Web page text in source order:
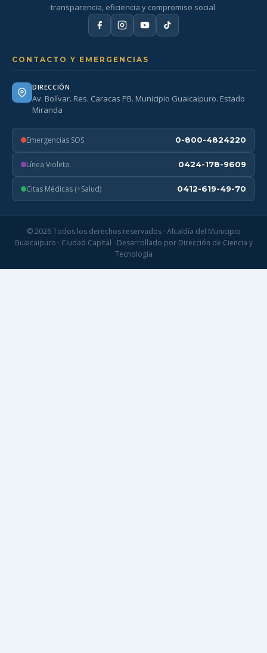
transparencia, eficiencia y compromiso social.
CONTACTO Y EMERGENCIAS
DIRECCIÓN
Av. Bolívar. Res. Caracas PB. Municipio Guaicaipuro. Estado
Miranda
Emergencias SOS 0-800-4824220
Línea Violeta 0424-178-9609
Citas Médicas (+Salud) 0412-619-49-70
© 2026 Todos los derechos reservados · Alcaldía del Municipio
Guaicaipuro · Ciudad Capital · Desarrollado por Dirección de Ciencia y
Tecnología